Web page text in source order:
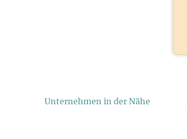
Unternehmen in der Nähe